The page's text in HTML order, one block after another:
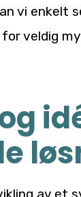
vi enkelt
veldig
av et